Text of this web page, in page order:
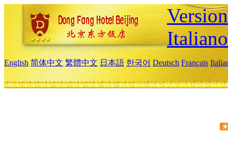
Italiano
English 简体中文 繁體中文 日本語 한국어 Deutsch Français